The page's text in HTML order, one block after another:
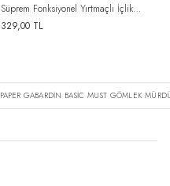
Süprem Fonksiyonel Yırtmaçlı İçlik
Etek Ekru
329,00TL
PAPER GABARDIN BASIC MUST GÖMLEK